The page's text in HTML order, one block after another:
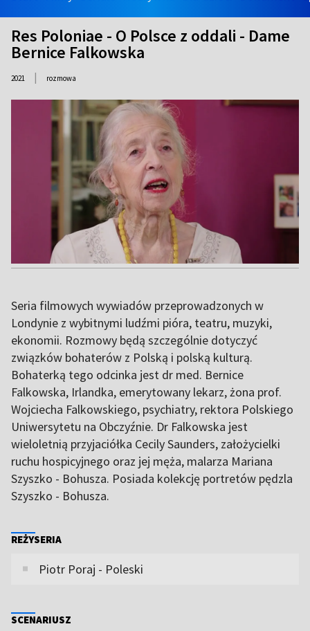
Res Poloniae - O Polsce z oddali - Dame
Bernice Falkowska
2021 | rozmowa
Seria filmowych wywiadów przeprowadzonych w
Londynie z wybitnymi ludźmi pióra, teatru, muzyki,
ekonomii. Rozmowy będą szczególnie dotyczyć
związków bohaterów z Polską i polską kulturą.
Bohaterką tego odcinka jest dr med. Bernice
Falkowska, Irlandka, emerytowany lekarz, żona prof.
Wojciecha Falkowskiego, psychiatry, rektora Polskiego
Uniwersytetu na Obczyźnie. Dr Falkowska jest
wieloletnią przyjaciółka Cecily Saunders, założycielki
ruchu hospicyjnego oraz jej męża, malarza Mariana
Szyszko - Bohusza. Posiada kolekcję portretów pędzla
Szyszko - Bohusza.
REŻYSERIA
Piotr Poraj - Poleski
SCENARIUSZ